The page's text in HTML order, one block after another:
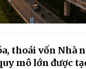
thoái vốn Nhà
mô lớn được